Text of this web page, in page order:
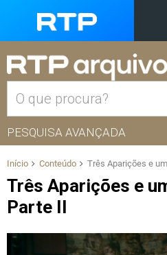
PESQUISA AVANÇADA
Início Conteúdo Três Aparições e
Três Aparições e
Parte II